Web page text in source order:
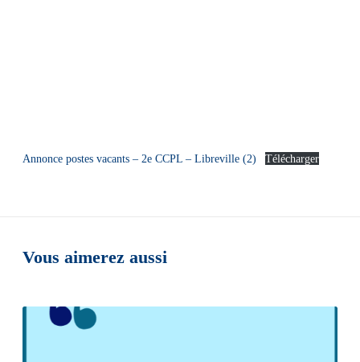
Annonce postes vacants – 2e CCPL – Libreville (2) Télécharger
Vous aimerez aussi